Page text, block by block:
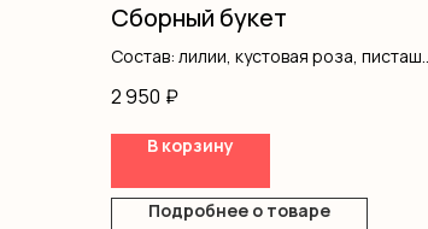
Сборный букет
Состав: лилии, кустовая роза, писташ,
2 950 ₽
В корзину
Подробнее о товаре